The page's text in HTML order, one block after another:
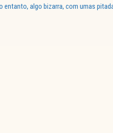
algo bizarra, com umas